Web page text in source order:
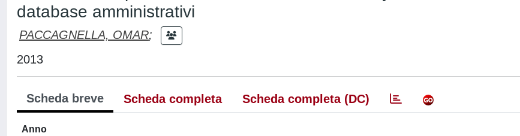
database amministrativi
PACCAGNELLA, OMAR;
2013
Scheda breve Scheda completa Scheda completa (DC)
Anno